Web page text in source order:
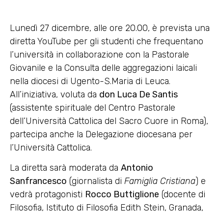
Lunedì 27 dicembre, alle ore 20.00, è prevista una
diretta YouTube per gli studenti che frequentano
l’università in collaborazione con la Pastorale
Giovanile e la Consulta delle aggregazioni laicali
nella diocesi di Ugento-S.Maria di Leuca.
All’iniziativa, voluta da don Luca De Santis
(assistente spirituale del Centro Pastorale
dell’Università Cattolica del Sacro Cuore in Roma),
partecipa anche la Delegazione diocesana per
l’Università Cattolica.
La diretta sarà moderata da Antonio
Sanfrancesco (giornalista di Famiglia Cristiana) e
vedrà protagonisti Rocco Buttiglione (docente di
Filosofia, Istituto di Filosofia Edith Stein, Granada,